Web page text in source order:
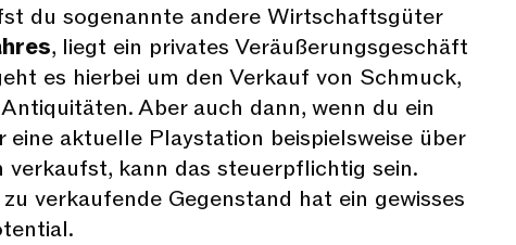
du sogenannte andere Wirtschaftsgüter
, liegt ein privates Veräußerungsgeschäft
es hierbei um den Verkauf von Schmuck,
Aber auch dann, wenn du ein
eine aktuelle Playstation beispielsweise über
verkaufst, kann das steuerpflichtig sein.
verkaufende Gegenstand hat ein gewisses